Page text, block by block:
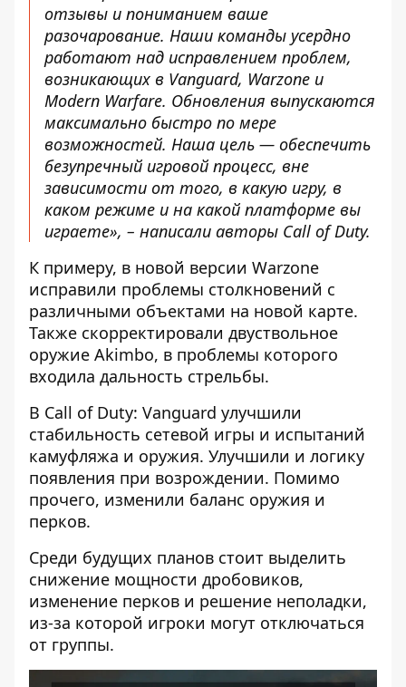
отзывы и пониманием ваше
разочарование. Наши команды усердно
работают над исправлением проблем,
возникающих в Vanguard, Warzone и
Modern Warfare. Обновления выпускаются
максимально быстро по мере
возможностей. Наша цель — обеспечить
безупречный игровой процесс, вне
зависимости от того, в какую игру, в
каком режиме и на какой платформе вы
играете», – написали авторы Call of Duty.
К примеру, в новой версии Warzone
исправили проблемы столкновений с
различными объектами на новой карте.
Также скорректировали двуствольное
оружие Akimbo, в проблемы которого
входила дальность стрельбы.
В Call of Duty: Vanguard улучшили
стабильность сетевой игры и испытаний
камуфляжа и оружия. Улучшили и логику
появления при возрождении. Помимо
прочего, изменили баланс оружия и
перков.
Среди будущих планов стоит выделить
снижение мощности дробовиков,
изменение перков и решение неполадки,
из-за которой игроки могут отключаться
от группы.